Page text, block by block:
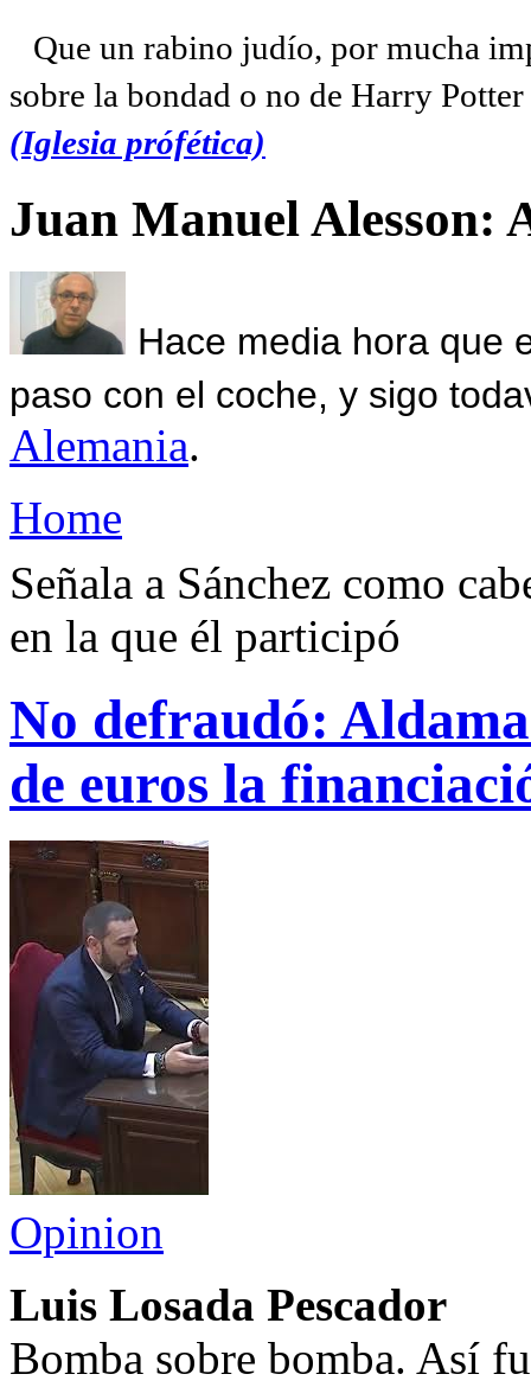
Que un rabino judío, por mucha
sobre la bondad o no de Harry
(Iglesia prófética)
Juan Manuel Alesson:
Hace media hora que
paso con el coche, y sigo
Alemania.
Home
Señala a Sánchez como
en la que él participó
No defraudó:
de euros la
Opinion
Luis Losada Pescador
Bomba sobre bomba. Así